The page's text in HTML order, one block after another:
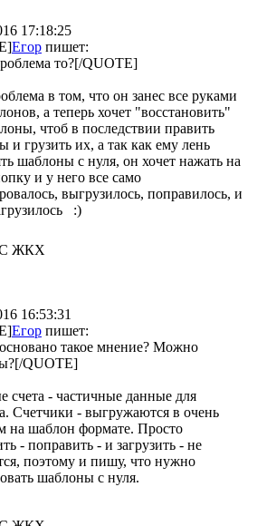
17:18:25
Егор пишет:
то?[/QUOTE]
в том, что он занес все руками
а теперь хочет "восстановить"
чтоб в последствии править
и грузить их, а так как ему лень
шаблоны с нуля, он хочет нажать на
и у него все само
выгрузилось, поправилось, и
:)
ЖКХ
16:53:31
Егор пишет:
такое мнение? Можно
QUOTE]
счета - частичные данные для
Счетчики - выгружаются в очень
на шаблон формате. Просто
- поправить - и загрузить - не
поэтому и пишу, что нужно
шаблоны с нуля.